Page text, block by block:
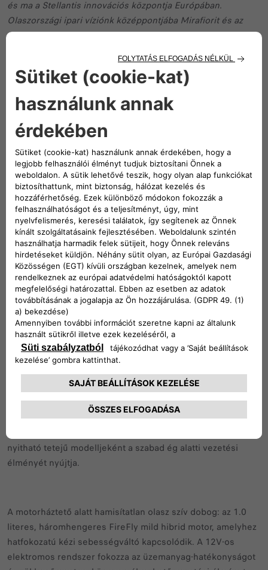
és ma a Stellantis innovációs központja Európában.
Olaszországi ipari víziónk középpontjába Mirafiorit és az
500-ast helyeztük. Novemberben különleges kiadással, az
‘500 Torino’-val ünnepeljük majd ezt a mérföldkövet, s ezzel
tisztelgünk a város, a dolgozók és gyökereink előtt. Torino
egyet jelent a FIAT-tal, a FIAT pedig Torinóval. Ezért tartjuk
meg az ünnepélyes bemutatót itt, a saját városunkban.
FIAT összetéveszthetetlen, időtlen és generációkon átívelő
stílusa most a legmodernebb technológiákat és funkciókat
vonultatja fel, miközben megőrzi azt az egyedi bájt, amely
mindig is jellemző volt az 500-asra. Minden részletre
aprólékosan ügyeltünk – az élénk és kifinomult színektől
kezdve a gondosan válogatott anyagokig –, hogy
visszahozzuk azt a varázslatot, amely az 500-ast nem csupán
autóvá, hanem életérzéssé teszi. Mert a technológián és a
formaterven túl ez még mindig egy 500-as: olyan ikon,
amely érzelmeket ébreszt, megragad, és képviseli azt az
egyedülálló látásmódot, ahogyan az olaszok tekintenek az
autókra.
A modell háromféle kivitelben lesz elérhető, hogy minden
igénynek megfeleljen: a klasszikus Hatchback kompakt
méretével ideális a városba; az újszerű 3+1 a jobb oldalon
hátrafelé nyíló harmadik ajtóval könnyíti meg a hátsó ülések
elérését; a különleges Cabrio pedig a kategória egyetlen
nyitható tetejű modelljeként a szabad ég alatti vezetési
élményét nyújtja.
A motorháztető alatt hamisítatlan olasz szív dobog: az 1.0
literes, háromhengeres FireFly mild hibrid motor, amelyhez
hatfokozatú kézi sebességváltó kapcsolódik. A 12V-os
elektromos rendszer fokozza az üzemanyag-hatékonyságot